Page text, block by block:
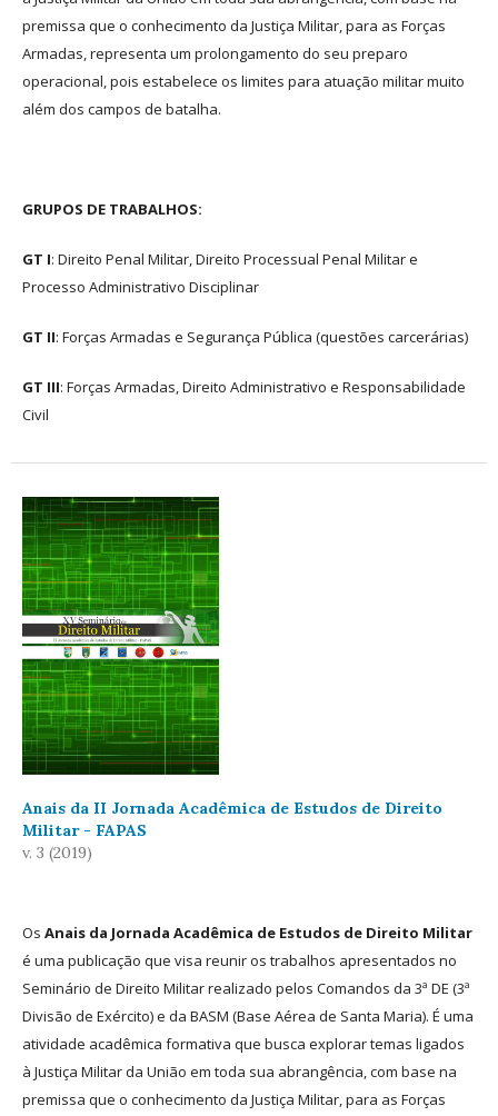
premissa que o conhecimento da Justiça Militar, para as Forças
Armadas, representa um prolongamento do seu preparo
operacional, pois estabelece os limites para atuação militar muito
além dos campos de batalha.
GRUPOS DE TRABALHOS:
GT I: Direito Penal Militar, Direito Processual Penal Militar e
Processo Administrativo Disciplinar
GT II: Forças Armadas e Segurança Pública (questões carcerárias)
GT III: Forças Armadas, Direito Administrativo e Responsabilidade
Civil
Anais da II Jornada Acadêmica de Estudos de Direito
Militar - FAPAS
v. 3 (2019)
Os Anais da Jornada Acadêmica de Estudos de Direito Militar
é uma publicação que visa reunir os trabalhos apresentados no
Seminário de Direito Militar realizado pelos Comandos da 3ª DE (3ª
Divisão de Exército) e da BASM (Base Aérea de Santa Maria). É uma
atividade acadêmica formativa que busca explorar temas ligados
à Justiça Militar da União em toda sua abrangência, com base na
premissa que o conhecimento da Justiça Militar, para as Forças